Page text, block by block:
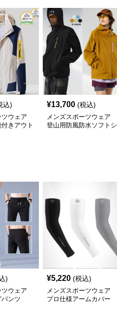
込)
ウェア
きアウト
¥13,700 (税込)
メンズスポーツウェア
登山用防風防水ソフトシ
)
ウェア
ンツ
¥5,220 (税込)
メンズスポーツウェア
プロ仕様アームカバー